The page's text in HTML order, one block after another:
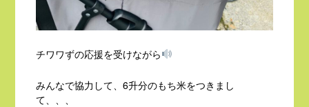
チワワずの応援を受けながら
みんなで協力して、6升分のもち米をつきまし
て、、、